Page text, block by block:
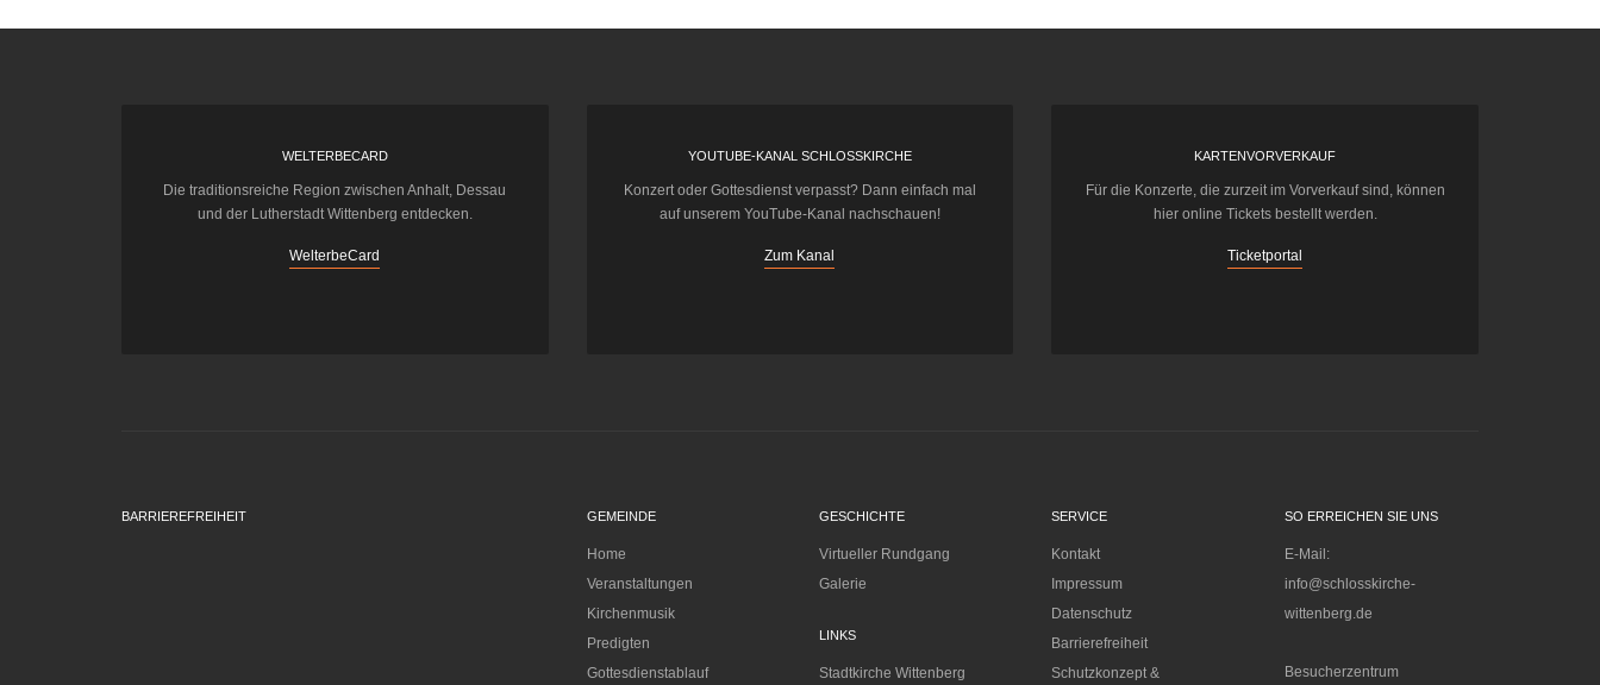
WELTERBECARD
Die traditionsreiche Region zwischen Anhalt, Dessau
und der Lutherstadt Wittenberg entdecken.
WelterbeCard
YOUTUBE-KANAL SCHLOSSKIRCHE
Konzert oder Gottesdienst verpasst? Dann einfach mal
auf unserem YouTube-Kanal nachschauen!
Zum Kanal
KARTENVORVERKAUF
Für die Konzerte, die zurzeit im Vorverkauf sind, können
hier online Tickets bestellt werden.
Ticketportal
BARRIEREFREIHEIT GEMEINDE
Home
Veranstaltungen
Kirchenmusik
Predigten
Gottesdienstablauf
GESCHICHTE
Virtueller Rundgang
Galerie
LINKS
Stadtkirche Wittenberg
SERVICE
Kontakt
Impressum
Datenschutz
Barrierefreiheit
Schutzkonzept &
SO ERREICHEN SIE UNS
E-Mail:
info@schlosskirche-
wittenberg.de
Besucherzentrum